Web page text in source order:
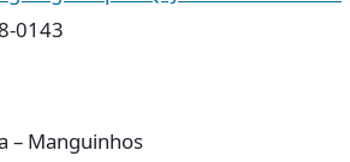
0143
– Manguinhos